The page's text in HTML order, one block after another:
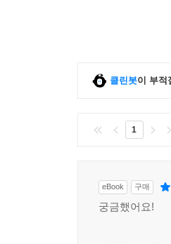
길고 긴 이야기가
파티를 열고 친구
끝에 싱글인 베이
-216쪽
클린봇이 부적
1
eBook 구매
궁금했어요!